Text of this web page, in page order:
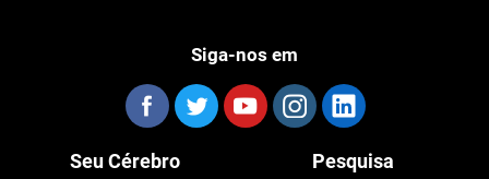
Siga-nos em
Seu Cérebro Pesquisa